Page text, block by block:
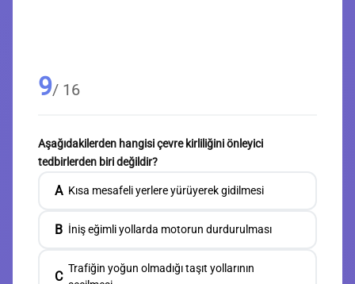
9/ 16
Aşağıdakilerden hangisi çevre kirliliğini önleyici
tedbirlerden biri değildir?
A Kısa mesafeli yerlere yürüyerek gidilmesi
B İniş eğimli yollarda motorun durdurulması
C
Trafiğin yoğun olmadığı taşıt yollarının